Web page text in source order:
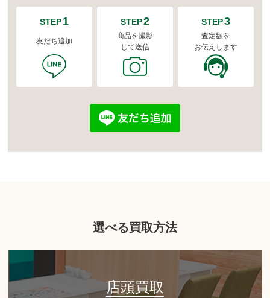
STEP1
友だち追加
STEP2
商品を撮影
して送信
STEP3
査定額を
お伝えします
選べる買取方法
店頭買取